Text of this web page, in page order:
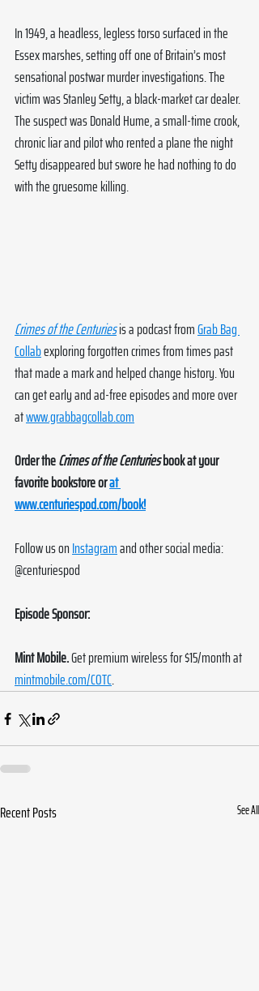
In 1949, a headless, legless torso surfaced in the
Essex marshes, setting off one of Britain’s most
sensational postwar murder investigations. The
victim was Stanley Setty, a black-market car dealer.
The suspect was Donald Hume, a small-time crook,
chronic liar and pilot who rented a plane the night
Setty disappeared but swore he had nothing to do
with the gruesome killing.
Crimes of the Centuries is a podcast from Grab Bag
Collab exploring forgotten crimes from times past
that made a mark and helped change history. You
can get early and ad-free episodes and more over
at www.grabbagcollab.com
Order the Crimes of the Centuries book at your
favorite bookstore or at
www.centuriespod.com/book!
Follow us on Instagram and other social media:
@centuriespod
Episode Sponsor:
Mint Mobile. Get premium wireless for $15/month at
mintmobile.com/COTC.
Recent Posts See All